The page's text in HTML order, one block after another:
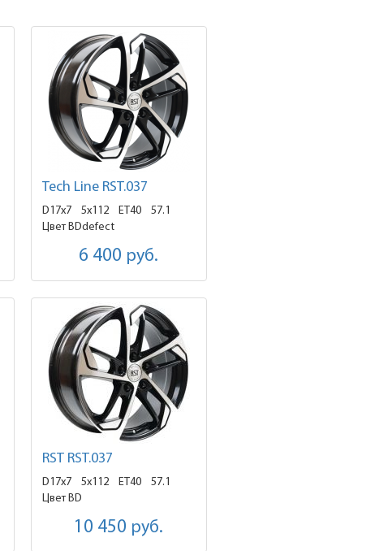
Tech Line RST.037
D17x7 5x112 ET40
57.1
Цвет BDdefect
6 400 руб.
RST RST.037
D17x7 5x112 ET40
57.1
Цвет BD
10 450 руб.